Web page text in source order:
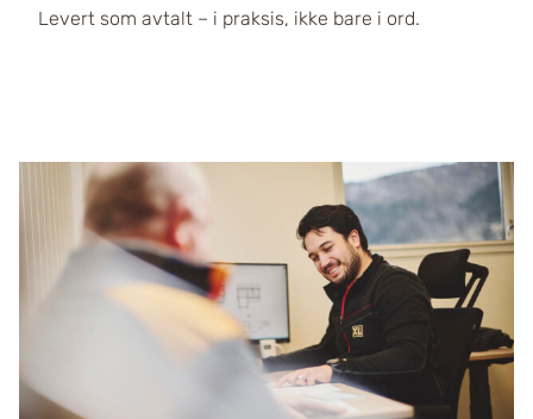
Levert som avtalt – i praksis, ikke bare i ord.